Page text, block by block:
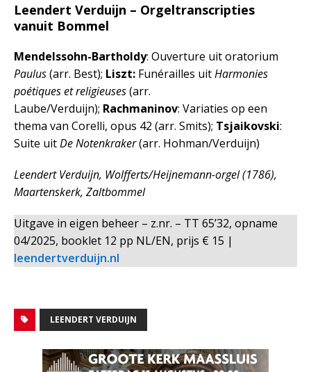
Leendert Verduijn – Orgeltranscripties
vanuit Bommel
Mendelssohn-Bartholdy: Ouverture uit oratorium
Paulus(arr. Best); Liszt: Funérailles uitHarmonies
poétiques et religieuses(arr.
Laube/Verduijn); Rachmaninov: Variaties op een
thema van Corelli, opus 42 (arr. Smits); Tsjaikovski:
Suite uitDe Notenkraker(arr. Hohman/Verduijn)
Leendert Verduijn, Wolfferts/Heijnemann-orgel (1786),
Maartenskerk, Zaltbommel
Uitgave in eigen beheer – z.nr. – TT 65’32, opname
04/2025, booklet 12 pp NL/EN, prijs € 15 |
leendertverduijn.nl
LEENDERT VERDUIJN